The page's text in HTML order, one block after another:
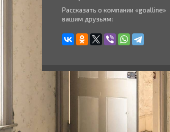
Рассказать о компании «goalline»
вашим друзьям: